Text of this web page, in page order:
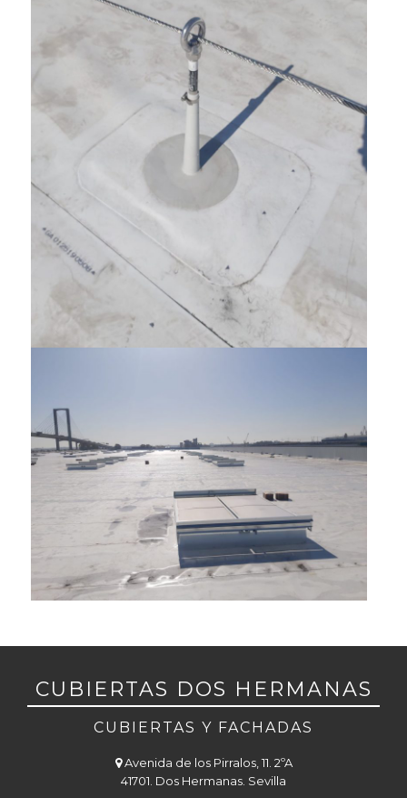
CUBIERTAS DOS HERMANAS
CUBIERTAS Y FACHADAS
Avenida de los Pirralos, 11. 2ºA
41701. Dos Hermanas. Sevilla